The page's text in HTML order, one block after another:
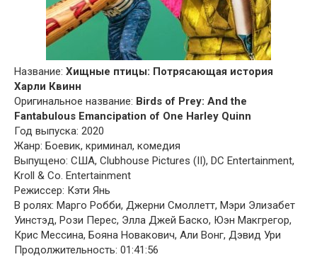
Название: Хищные птицы: Потрясающая история
Харли Квинн
Оригинальное название: Birds of Prey: And the
Fantabulous Emancipation of One Harley Quinn
Год выпуска: 2020
Жанр: Боевик, криминал, комедия
Выпущено: США, Clubhouse Pictures (II), DC Entertainment,
Kroll & Co. Entertainment
Режиссер: Кэти Янь
В ролях: Марго Робби, Джерни Смоллетт, Мэри Элизабет
Уинстэд, Рози Перес, Элла Джей Баско, Юэн Макгрегор,
Крис Мессина, Бояна Новакович, Али Вонг, Дэвид Ури
Продолжительность: 01:41:56